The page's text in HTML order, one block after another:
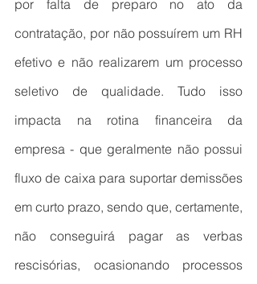
por falta de preparo no ato da
contratação, por não possuírem um RH
efetivo e não realizarem um processo
seletivo de qualidade. Tudo isso
impacta na rotina financeira da
empresa - que geralmente não possui
fluxo de caixa para suportar demissões
em curto prazo, sendo que, certamente,
não conseguirá pagar as verbas
rescisórias, ocasionando processos